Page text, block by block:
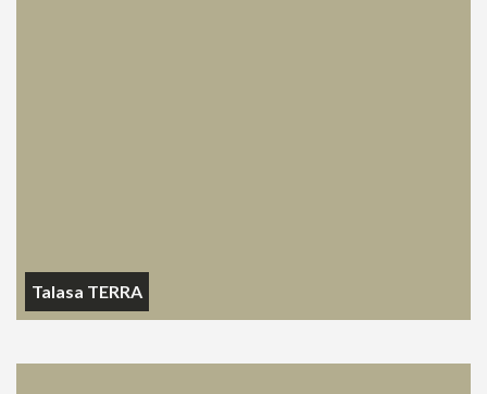
Talasa TERRA